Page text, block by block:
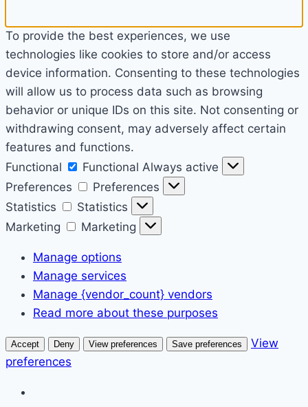
To provide the best experiences, we use
technologies like cookies to store and/or access
device information. Consenting to these technologies
will allow us to process data such as browsing
behavior or unique IDs on this site. Not consenting or
withdrawing consent, may adversely affect certain
features and functions.
Functional
Functional Always active
Preferences
Preferences
Statistics
Statistics
Marketing
Marketing
Manage options
Manage services
Manage {vendor_count} vendors
Read more about these purposes
Accept Deny View preferences Save preferences
View
preferences